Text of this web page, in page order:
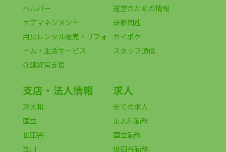
ヘルパー
ケアマネジメント
用具レンタル販売・リフォ
ーム・生活サービス
介護経営支援
運営のための情報
研修関連
カイポケ
スタッフ通信
支店・法人情報
東大和
国立
世田谷
立川
求人
全ての求人
東大和勤務
国立勤務
世田谷勤務